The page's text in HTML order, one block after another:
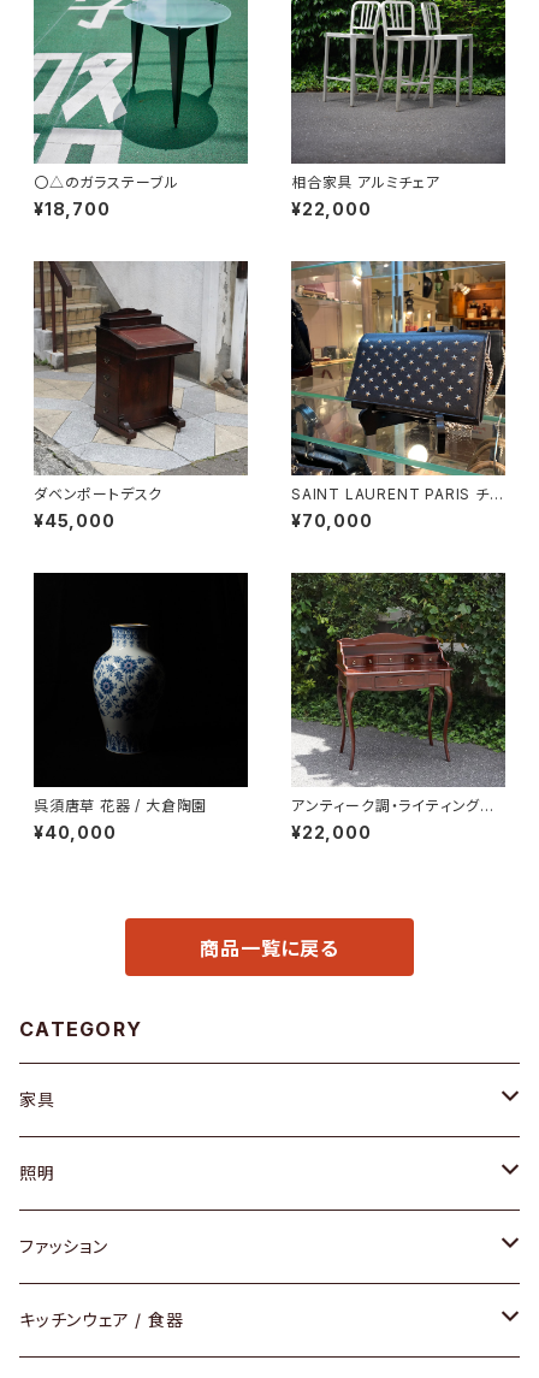
〇△のガラステーブル
¥18,700
相合家具 アルミチェア
¥22,000
ダベンポートデスク
¥45,000
SAINT LAURENT PARIS チェ
ーンショルダーウォレット
¥70,000
呉須唐草 花器 / 大倉陶園
¥40,000
アンティーク調・ライティングデ
スク
¥22,000
商品一覧に戻る
CATEGORY
家具
ソファ / ベンチ
チェア / スツール
ダイニングセット / ダイニングテーブル
照明
ペンダントライト
テーブルランプ / デスクスタンド
ファッション
アクセサリー
キッチンウェア / 食器